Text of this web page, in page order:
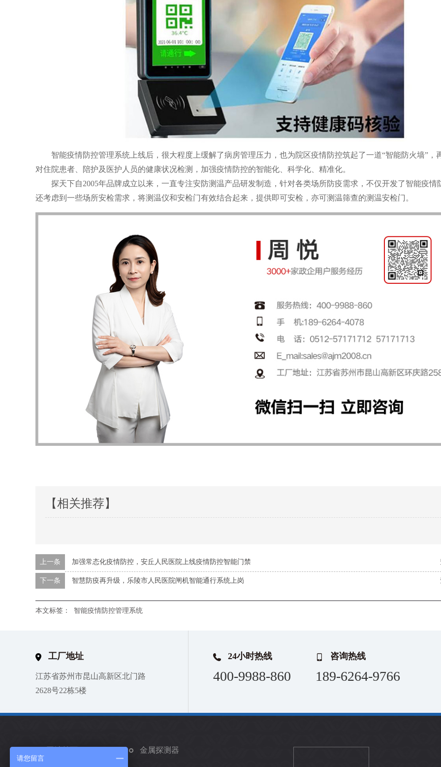
智能疫情防控管理系统上线后，很大程度上缓解了病房管理压力，也为院区疫情防控筑起了一道“智能防火墙”，
对住院患者、陪护及医护人员的健康状况检测，加强疫情防控的智能化、科学化、精准化。
探天下自2005年品牌成立以来，一直专注安防测温产品研发制造，针对各类场所防疫需求，不仅开发了智能疫情
还考虑到一些场所安检需求，将测温仪和安检门有效结合起来，提供即可安检，亦可测温筛查的测温安检门。
【相关推荐】
上一条 加强常态化疫情防控，安丘人民医院上线疫情防控智能门禁
下一条 智慧防疫再升级，乐陵市人民医院闸机智能通行系统上岗
本文标签： 智能疫情防控管理系统
工厂地址
江苏省苏州市昆山高新区北门路
2628号22栋5楼
24小时热线
400-9988-860
咨询热线
189-6264-9766
金属探测器
请您留言